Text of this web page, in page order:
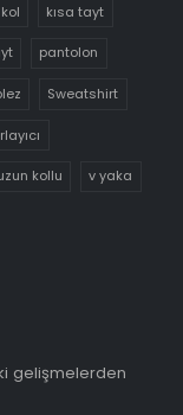
kısa tayt
pantolon
Sweatshirt
kollu v yaka
gelişmelerden